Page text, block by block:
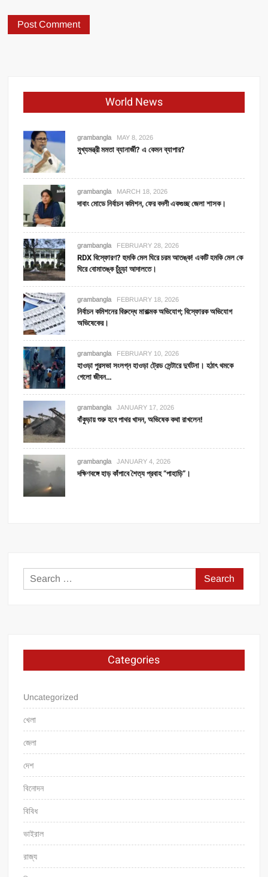
World News
grambangla MAY 8, 2026
মুখ্যমন্ত্রী মমতা ব্যানার্জী? এ কেমন ব্যাপার?
grambangla MARCH 18, 2026
দাবাং মোডে নির্বাচন কমিশন, ফের বদলী একগুচ্ছ জেলা শাসক।
grambangla FEBRUARY 28, 2026
RDX বিস্ফোরণ? হুমকি মেল ঘিরে চরম আতঙ্ক! একটি হমকি মেল কে
ঘিরে বোমাতঙ্ক চুঁচুড়া আদালতে।
grambangla FEBRUARY 18, 2026
নির্বাচন কমিশনের বিরুদ্ধে মারাত্মক অভিযোগ; বিস্ফোরক অভিযোগ
অভিষেকের।
grambangla FEBRUARY 10, 2026
হাওড়া পুরসভা সংলগ্ন হাওড়া ট্রেড সেন্টারে দুর্ঘটনা। হঠাৎ থমকে
গেলো জীবন…
grambangla JANUARY 17, 2026
বাঁকুড়ায় শুরু হবে পাথর খাদন, অভিষেক কথা রাখলেন!
grambangla JANUARY 4, 2026
দক্ষিণবঙ্গে হাড় কাঁপাবে শৈত্য প্রবাহ “পাহাড়ি”।
Search
for:
Categories
Uncategorized
খেলা
জেলা
দেশ
বিনোদন
বিবিধ
ভাইরাল
রাজ্য